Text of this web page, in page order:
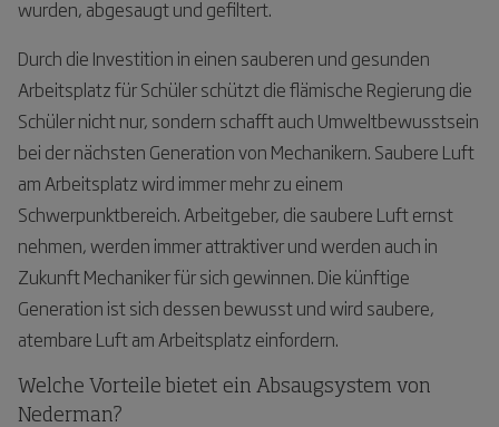
wurden, abgesaugt und gefiltert.
Durch die Investition in einen sauberen und gesunden
Arbeitsplatz für Schüler schützt die flämische Regierung die
Schüler nicht nur, sondern schafft auch Umweltbewusstsein
bei der nächsten Generation von Mechanikern. Saubere Luft
am Arbeitsplatz wird immer mehr zu einem
Schwerpunktbereich. Arbeitgeber, die saubere Luft ernst
nehmen, werden immer attraktiver und werden auch in
Zukunft Mechaniker für sich gewinnen. Die künftige
Generation ist sich dessen bewusst und wird saubere,
atembare Luft am Arbeitsplatz einfordern.
Welche Vorteile bietet ein Absaugsystem von
Nederman?